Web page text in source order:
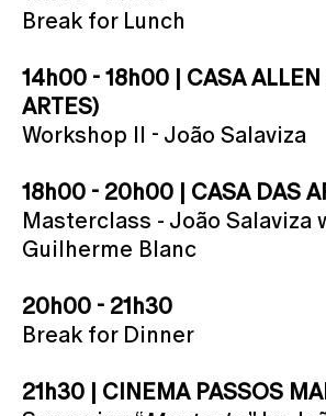
Break for Lunch
14h00 - 18h00 | CASA ALLEN
ARTES)
Workshop II - João Salaviza
18h00 - 20h00 | CASA DAS
Masterclass - João Salaviza
Guilherme Blanc
20h00 - 21h30
Break for Dinner
21h30 | CINEMA PASSOS